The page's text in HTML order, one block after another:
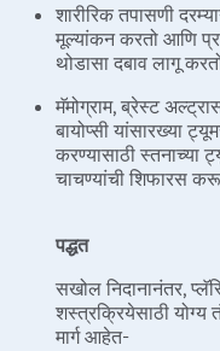
शारीरिक तपासणी
मूल्यांकन करतो आणि
थोडासा दबाव लागू
मॅमोग्राम, ब्रेस्ट
बायोप्सी यांसारख्या
करण्यासाठी स्तनाच्या
चाचण्यांची शिफारस
पद्धत
सखोल निदानानंतर,
शस्त्रक्रियेसाठी योग्य
मार्ग आहेत-